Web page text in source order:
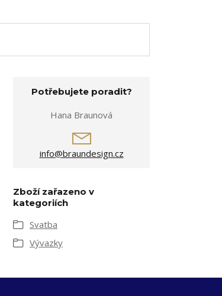
Potřebujete poradit?
Hana Braunová
info@braundesign.cz
Zboží zařazeno v
kategoriích
Svatba
Vývazky